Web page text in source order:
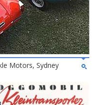
Motors, Sydney